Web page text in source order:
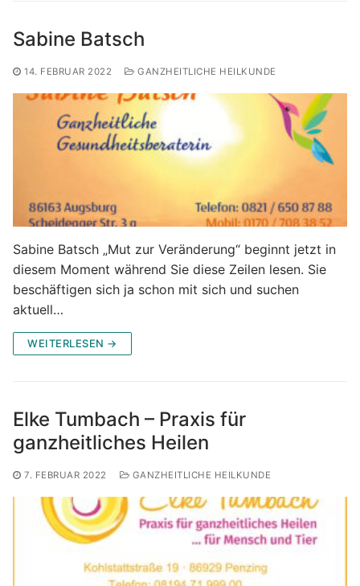
Sabine Batsch
14. FEBRUAR 2022 GANZHEITLICHE HEILKUNDE
Sabine Batsch „Mut zur Veränderung“ beginnt jetzt in
diesem Moment während Sie diese Zeilen lesen. Sie
beschäftigen sich ja schon mit sich und suchen
aktuell…
WEITERLESEN →
Elke Tumbach – Praxis für
ganzheitliches Heilen
7. FEBRUAR 2022 GANZHEITLICHE HEILKUNDE